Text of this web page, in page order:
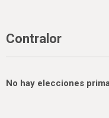
Contralor
No hay elecciones